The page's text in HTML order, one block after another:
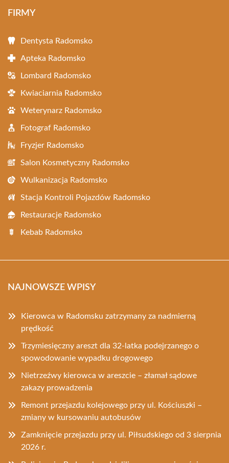
FIRMY
Dentysta Radomsko
Apteka Radomsko
Lombard Radomsko
Kwiaciarnia Radomsko
Weterynarz Radomsko
Fotograf Radomsko
Fryzjer Radomsko
Salon Kosmetyczny Radomsko
Wulkanizacja Radomsko
Stacja Kontroli Pojazdów Radomsko
Restauracje Radomsko
Kebab Radomsko
NAJNOWSZE WPISY
Kierowca w Radomsku zatrzymany za nadmierną
prędkość
Trzymiesięczny areszt dla 32-latka podejrzanego o
spowodowanie wypadku drogowego
Nietrzeźwy kierowca w areszcie – złamał sądowe
zakazy prowadzenia
Remont przejazdu kolejowego przy ul. Kościuszki –
zmiany w kursowaniu autobusów
Zamknięcie przejazdu przy ul. Piłsudskiego od 3 sierpnia
2026 r.